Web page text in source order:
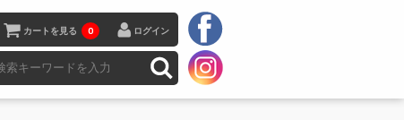
カートを見る 0 ログイン